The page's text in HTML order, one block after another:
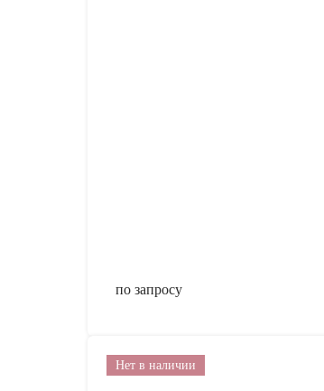
по запросу
Нет в наличии